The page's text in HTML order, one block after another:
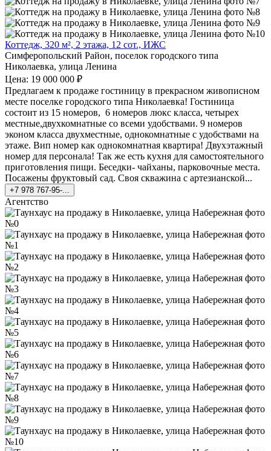
Коттедж, 320 м², 2 этажа, 12 сот., ИЖС
Симферопольский Район, поселок городского типа
Николаевка, улица Ленина
Цена: 19 000 000 ₽
Предлагаем к продаже гостиницу в прекрасном живописном
месте поселке городского типа Николаевка! Гостиница
состоит из 15 номеров, 6 номеров люкс класса, четырех
местные,двухкомнатные со всеми удобствами. 9 номеров
эконом класса двухместные, однокомнатные с удобствами на
этаже. Вип номер как однокомнатная квартира! Двухэтажный
номер для персонала! Так же есть кухня для самостоятельного
приготовления пищи. Беседки- чайханы, парковочные места.
Посажены фруктовый сад. Своя скважина с артезианской...
+7 978 767-95-...
Агентство